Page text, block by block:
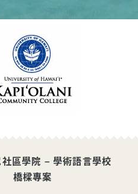
區學院 – 學術語言學校
橋樑專案